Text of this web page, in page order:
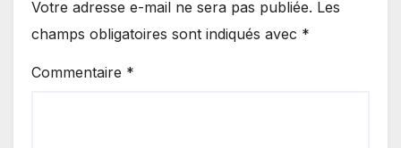
Votre adresse e-mail ne sera pas publiée. Les
champs obligatoires sont indiqués avec *
Commentaire *